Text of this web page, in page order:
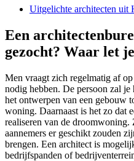
Uitgelichte architecten uit
Een
gezocht? Waar let
Men vraagt zich regelmatig af
nodig hebben. De persoon zal
het ontwerpen van een gebouw
woning. Daarnaast is het zo dat
realiseren van de
aannemers er geschikt zouden
brengen. Een architect is
bedrijfspanden of